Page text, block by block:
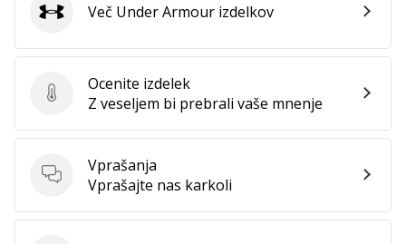
Ocenite izdelek
Ocenite izdelek
Z veseljem bi prebrali vaše mnenje
Vprašanja
Vprašanja
Vprašajte nas karkoli
Under Armour
Več Under Armour izdelkov